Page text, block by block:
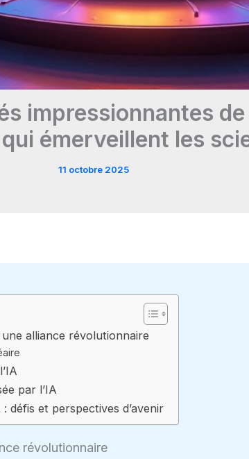
impressionnantes
émerveillent les
11 octobre 2025
alliance révolutionnaire
par l’IA
défis et perspectives d’avenir
révolutionnaire